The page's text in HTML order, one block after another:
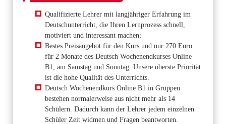
Qualifizierte Lehrer mit langjähriger Erfahrung im
Deutschunterricht, die Ihren Lernprozess schnell,
motiviert und interessant machen;
Bestes Preisangebot für den Kurs und nur 270 Euro
für 2 Monate des Deutsch Wochenendkurses Online
B1, am Samstag und Sonntag. Unsere oberste Priorität
ist die hohe Qualität des Unterrichts.
Deutsch Wochenendkurs Online B1 in Gruppen
bestehen normalerweise aus nicht mehr als 14
Schülern. Dadurch kann der Lehrer jedem einzelnen
Schüler Zeit widmen und Fragen beantworten.